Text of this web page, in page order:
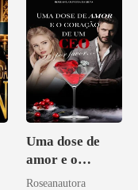
Uma dose de
amor e o
coração de um
Roseanautora